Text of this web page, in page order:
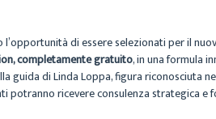
di essere selezionati per il
completamente gratuito, in una formula
guida di Linda Loppa, figura riconosciuta
potranno ricevere consulenza